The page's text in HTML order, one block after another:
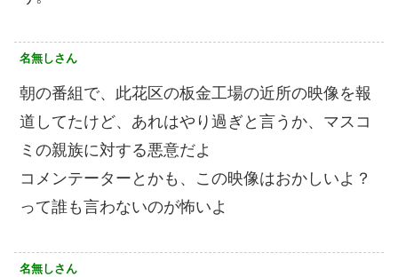
名無しさん
朝の番組で、此花区の板金工場の近所の映像を報
道してたけど、あれはやり過ぎと言うか、マスコ
ミの親族に対する悪意だよ
コメンテーターとかも、この映像はおかしいよ？
って誰も言わないのが怖いよ
名無しさん